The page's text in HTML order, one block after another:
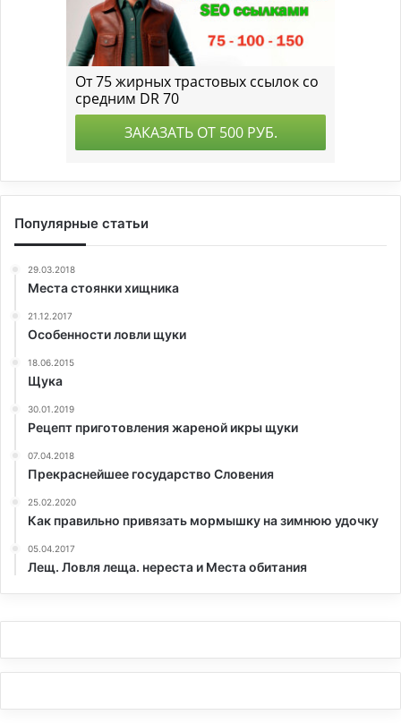
Популярные статьи
29.03.2018
Места стоянки хищника
21.12.2017
Особенности ловли щуки
18.06.2015
Щука
30.01.2019
Рецепт приготовления жареной икры щуки
07.04.2018
Прекраснейшее государство Словения
25.02.2020
Как правильно привязать мормышку на зимнюю удочку
05.04.2017
Лещ. Ловля леща. нереста и Места обитания